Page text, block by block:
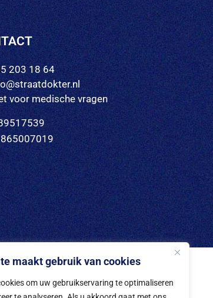
maakt gebruik van cookies
om uw gebruikservaring te optimaliseren
203 18 64
voor medische vragen